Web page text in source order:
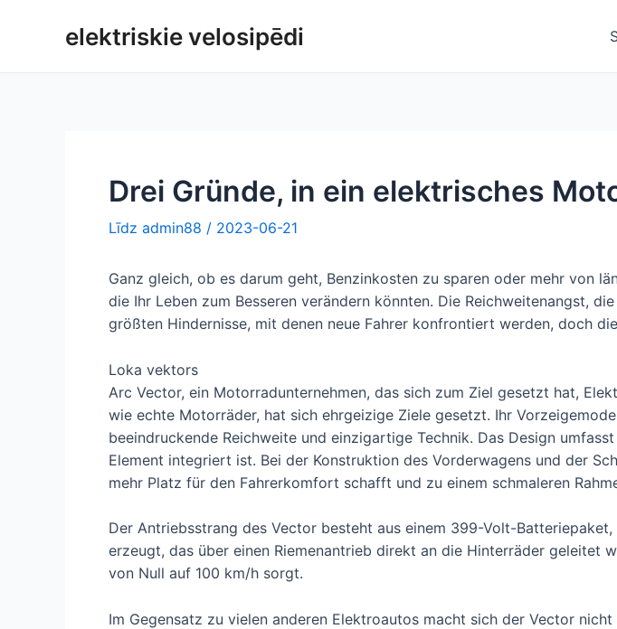
elektriskie velosipēdi
Drei Gründe, in ein elektrisches
Līdz admin88 / 2023-06-21
Ganz gleich, ob es darum geht, Benzinkosten zu sparen oder mehr von
die Ihr Leben zum Besseren verändern könnten. Die Reichweitenangst,
größten Hindernisse, mit denen neue Fahrer konfrontiert werden, doch
Loka vektors
Arc Vector, ein Motorradunternehmen, das sich zum Ziel gesetzt hat,
wie echte Motorräder, hat sich ehrgeizige Ziele gesetzt. Ihr
beeindruckende Reichweite und einzigartige Technik. Das Design
Element integriert ist. Bei der Konstruktion des Vorderwagens und der
mehr Platz für den Fahrerkomfort schafft und zu einem schmaleren
Der Antriebsstrang des Vector besteht aus einem 399-Volt-
erzeugt, das über einen Riemenantrieb direkt an die Hinterräder geleitet
von Null auf 100 km/h sorgt.
Im Gegensatz zu vielen anderen Elektroautos macht sich der Vector